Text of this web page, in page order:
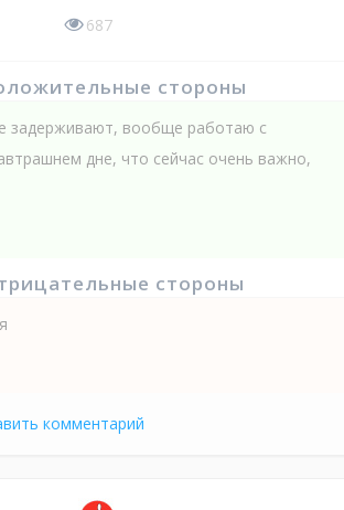
687
стороны
задерживают, вообще работаю с
дне, что сейчас очень важно,
стороны
комментарий